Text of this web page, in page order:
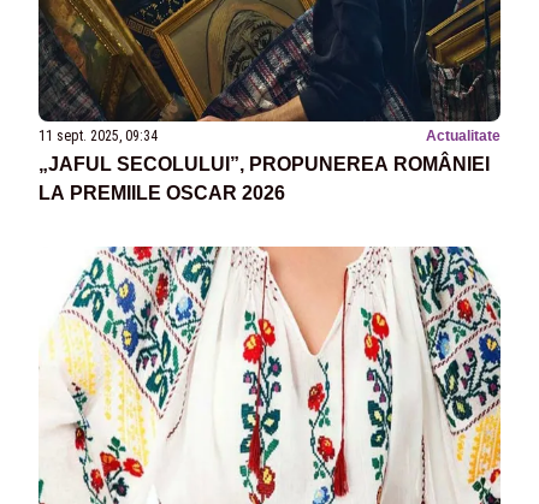
11 sept. 2025, 09:34 Actualitate
„JAFUL SECOLULUI”, PROPUNEREA ROMÂNIEI
LA PREMIILE OSCAR 2026